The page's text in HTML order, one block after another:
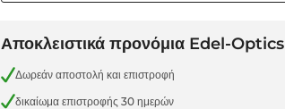
Αποκλειστικά προνόμια Edel-Optics
Δωρεάν αποστολή και επιστροφή
δικαίωμα επιστροφής 30 ημερών